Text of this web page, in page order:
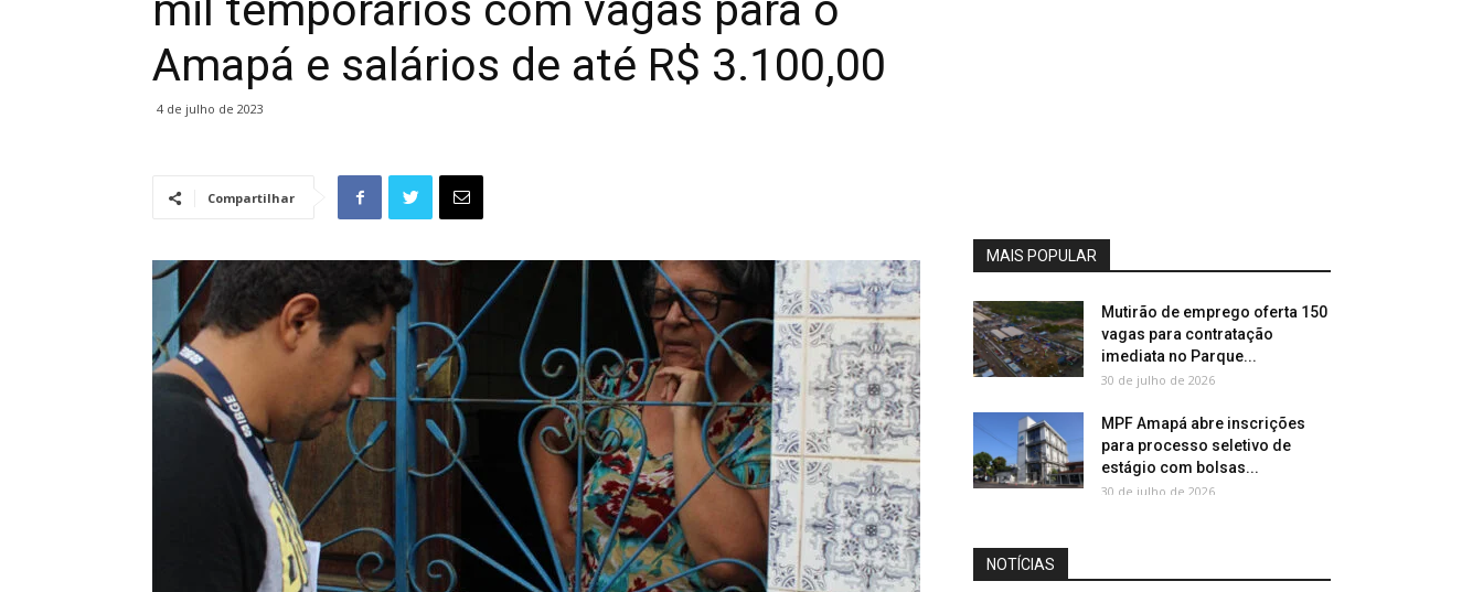
Amapá e salários de até R$ 3.100,00
4 de julho de 2023
Compartilhar
MAIS POPULAR
Mutirão de emprego oferta 150
vagas para contratação
imediata no Parque...
30 de julho de 2026
MPF Amapá abre inscrições
para processo seletivo de
estágio com bolsas...
30 de julho de 2026
NOTÍCIAS